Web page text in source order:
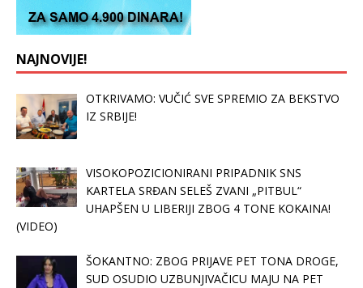
NAJNOVIJE!
OTKRIVAMO: VUČIĆ SVE SPREMIO ZA BEKSTVO
IZ SRBIJE!
VISOKOPOZICIONIRANI PRIPADNIK SNS
KARTELA SRĐAN SELEŠ ZVANI „PITBUL“
UHAPŠEN U LIBERIJI ZBOG 4 TONE KOKAINA!
(VIDEO)
ŠOKANTNO: ZBOG PRIJAVE PET TONA DROGE,
SUD OSUDIO UZBUNJIVAČICU MAJU NA PET